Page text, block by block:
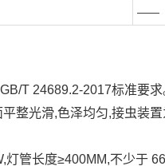
——
T 24689.2-2017标准要求
整光滑,色泽均匀,接虫装
灯管长度≥400MM,不少于